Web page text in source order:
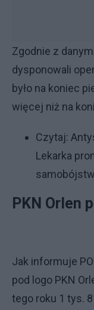
Zgodnie z
dysponowali
było na koniec
więcej niż na
Czytaj:
Lekarka
PKN Orlen
Jak informuje
pod logo PKN
tego roku 1 tys.